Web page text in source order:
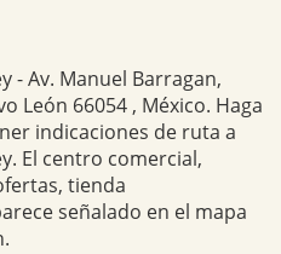
- Av. Manuel Barragan,
León 66054 , México. Haga
indicaciones de ruta a
El centro comercial,
tienda
señalado en el mapa